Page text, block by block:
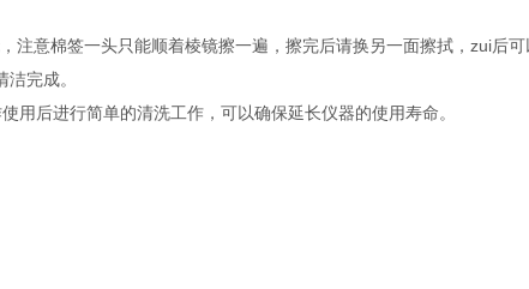
注意棉签一头只能顺着棱镜擦一遍，擦完后请换另一面擦拭，zui后可
完成。
用后进行简单的清洗工作，可以确保延长仪器的使用寿命。